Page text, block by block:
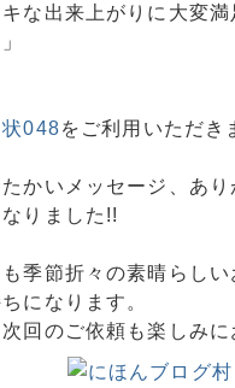
キな出来上がりに大変
048をご利用いただき
かいメッセージ、あ
りました!!
季節折々の素晴らし
になります。
次回のご依頼も楽しみ